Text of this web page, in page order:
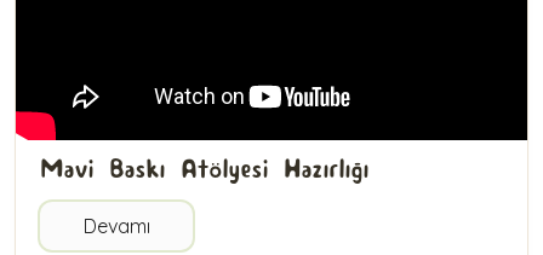
Mavi Baskı Atölyesi Hazırlığı
Devamı